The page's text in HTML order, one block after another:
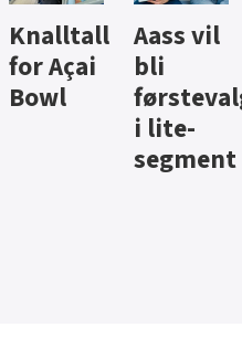
Brus og
jus fra
Berentsen
Hard
iste fra
Hansa